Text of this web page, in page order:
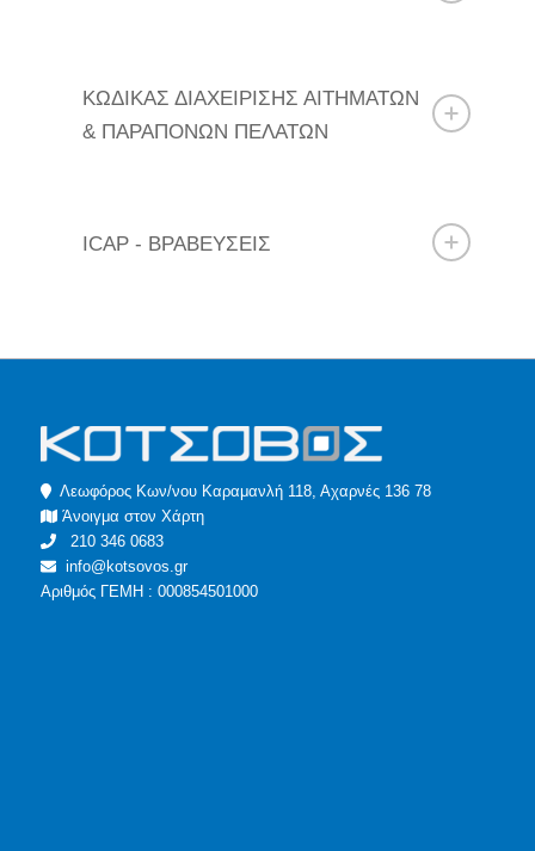
ΚΩΔΙΚΑΣ ΔΙΑΧΕΙΡΙΣΗΣ ΑΙΤΗΜΑΤΩΝ
& ΠΑΡΑΠΟΝΩΝ ΠΕΛΑΤΩΝ
ICAP - ΒΡΑΒΕΥΣΕΙΣ
Λεωφόρος Κων/νου Καραμανλή 118, Αχαρνές 136 78
Άνοιγμα στον Χάρτη
210 346 0683
info@kotsovos.gr
Αριθμός ΓΕΜΗ : 000854501000